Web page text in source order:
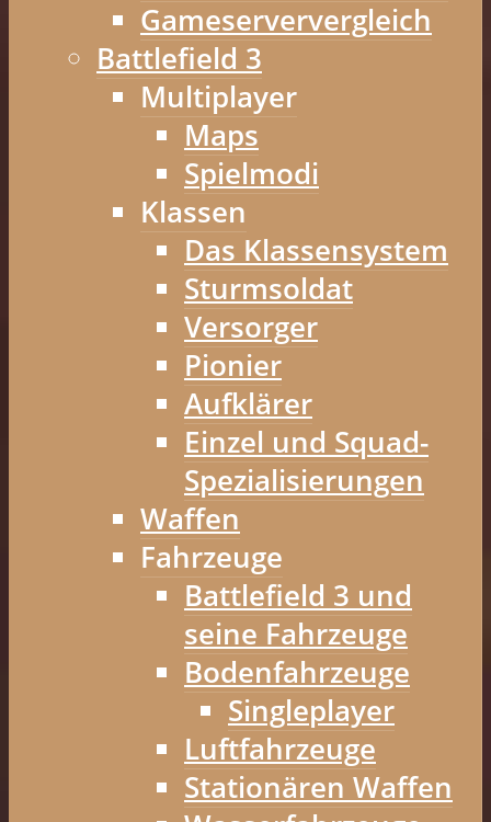
Gameserververgleich
Battlefield 3
Multiplayer
Maps
Spielmodi
Klassen
Das Klassensystem
Sturmsoldat
Versorger
Pionier
Aufklärer
Einzel und Squad-
Spezialisierungen
Waffen
Fahrzeuge
Battlefield 3 und
seine Fahrzeuge
Bodenfahrzeuge
Singleplayer
Luftfahrzeuge
Stationären Waffen